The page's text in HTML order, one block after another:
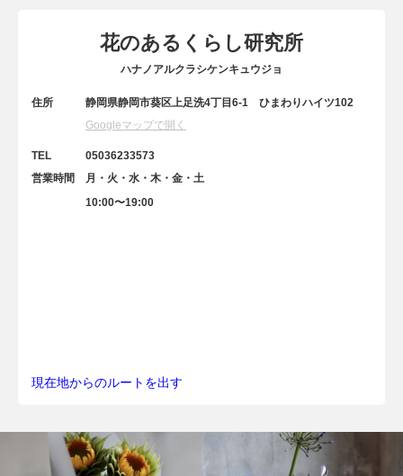
花のあるくらし研究所
ハナノアルクラシケンキュウジョ
住所
静岡県静岡市葵区上足洗4丁目6-1 ひまわりハイツ102
Googleマップで開く
TEL
05036233573
営業時間
月・火・水・木・金・土
10:00〜19:00
現在地からのルートを出す